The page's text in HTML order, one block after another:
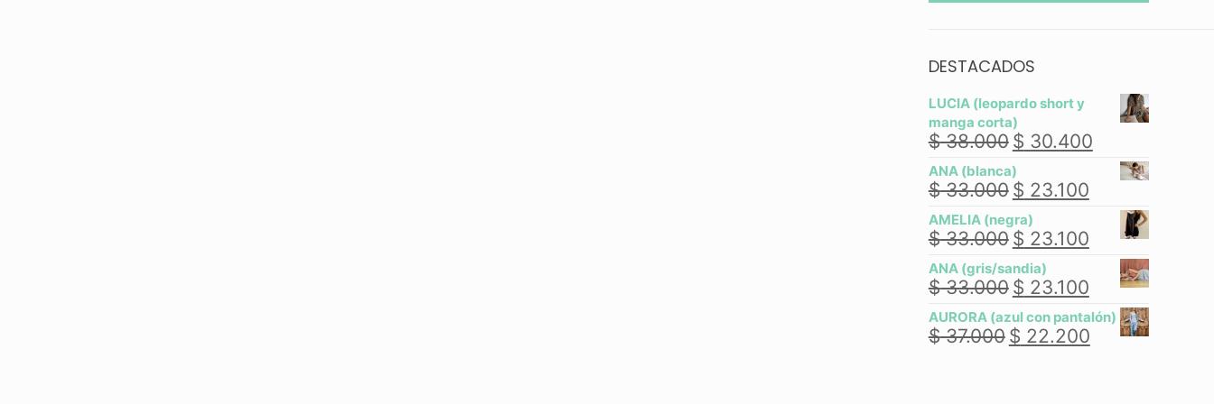
DESTACADOS
LUCIA (leopardo short y
manga corta)
$38.000 El
original
era:
$ 38.000.
$ 30.400El
precio
actual
$ 30.400.
ANA (blanca)
$33.000 El
original
era:
$ 33.000.
$ 23.100El
precio
es:
$ 23.100.
AMELIA (negra)
$33.000 El
original
era:
$ 33.000.
$ 23.100El
precio
actual
es:
$ 23.100.
ANA (gris/sandia)
$33.000 El
original
era:
$ 23.100El
precio
actual
es:
AURORA (azul con pantalón)
$37.000 El
$ 22.200El